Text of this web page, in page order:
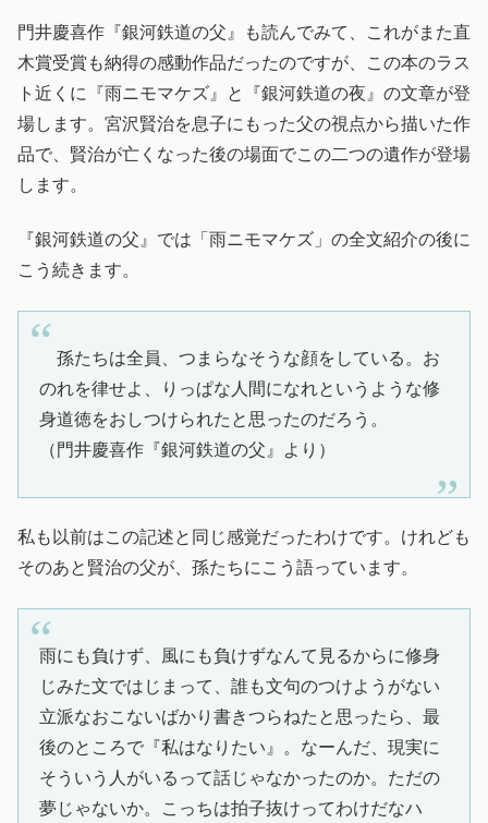
門井慶喜作『銀河鉄道の父』も読んでみて、これがまた直
木賞受賞も納得の感動作品だったのですが、この本のラス
ト近くに『雨ニモマケズ』と『銀河鉄道の夜』の文章が登
場します。宮沢賢治を息子にもった父の視点から描いた作
品で、賢治が亡くなった後の場面でこの二つの遺作が登場
します。
『銀河鉄道の父』では「雨ニモマケズ」の全文紹介の後に
こう続きます。
孫たちは全員、つまらなそうな顔をしている。お
のれを律せよ、りっぱな人間になれというような修
身道徳をおしつけられたと思ったのだろう。
（門井慶喜作『銀河鉄道の父』より）
私も以前はこの記述と同じ感覚だったわけです。けれども
そのあと賢治の父が、孫たちにこう語っています。
雨にも負けず、風にも負けずなんて見るからに修身
じみた文ではじまって、誰も文句のつけようがない
立派なおこないばかり書きつらねたと思ったら、最
後のところで『私はなりたい』。なーんだ、現実に
そういう人がいるって話じゃなかったのか。ただの
夢じゃないか。こっちは拍子抜けってわけだなハ